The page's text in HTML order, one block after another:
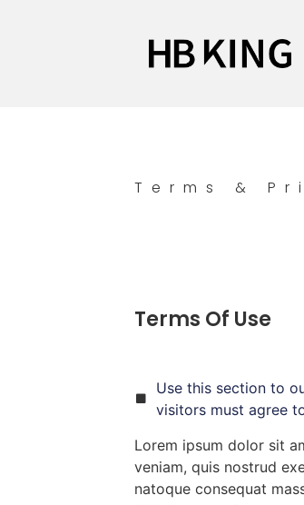
Terms &
Terms Of Use
Use this section to
visitors must agree
Lorem ipsum dolor sit
veniam, quis nostrud
natoque consequat